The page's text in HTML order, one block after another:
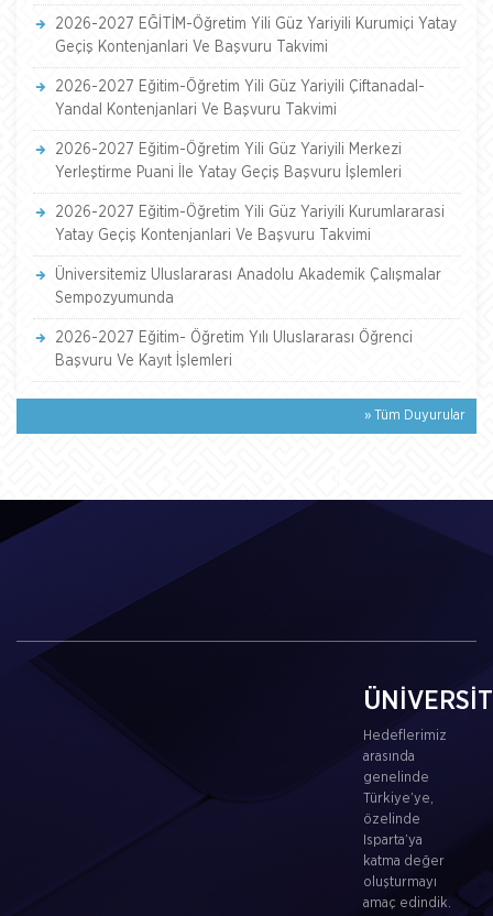
2026-2027 EĞİTİM-Öğretim Yili Güz Yariyili Kurumiçi Yatay
Geçiş Kontenjanlari Ve Başvuru Takvimi
2026-2027 Eğitim-Öğretim Yili Güz Yariyili Çiftanadal-
Yandal Kontenjanlari Ve Başvuru Takvimi
2026-2027 Eğitim-Öğretim Yili Güz Yariyili Merkezi
Yerleştirme Puani İle Yatay Geçiş Başvuru İşlemleri
2026-2027 Eğitim-Öğretim Yili Güz Yariyili Kurumlararasi
Yatay Geçiş Kontenjanlari Ve Başvuru Takvimi
Üniversitemiz Uluslararası Anadolu Akademik Çalışmalar
Sempozyumunda
2026-2027 Eğitim- Öğretim Yılı Uluslararası Öğrenci
Başvuru Ve Kayıt İşlemleri
» Tüm Duyurular
Hedeflerimiz
arasında
genelinde
Türkiye’ye,
özelinde
Isparta’ya
katma değer
oluşturmayı
amaç edindik.